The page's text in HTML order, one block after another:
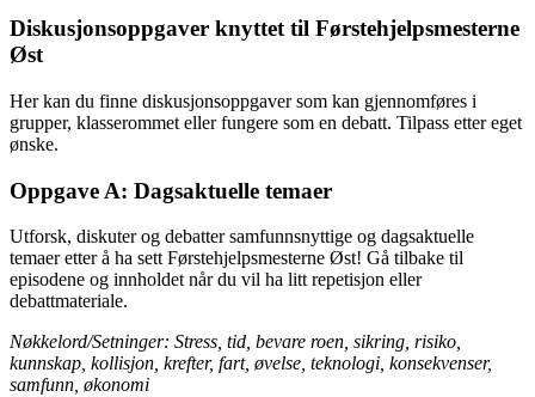
Diskusjonsoppgaver knyttet til Førstehjelpsmesterne
Øst
Her kan du finne diskusjonsoppgaver som kan gjennomføres i
grupper, klasserommet eller fungere som en debatt. Tilpass etter eget
ønske.
Oppgave A: Dagsaktuelle temaer
Utforsk, diskuter og debatter samfunnsnyttige og dagsaktuelle
temaer etter å ha sett Førstehjelpsmesterne Øst! Gå tilbake til
episodene og innholdet når du vil ha litt repetisjon eller
debattmateriale.
Nøkkelord/Setninger: Stress, tid, bevare roen, sikring, risiko,
kunnskap, kollisjon, krefter, fart, øvelse, teknologi, konsekvenser,
samfunn, økonomi